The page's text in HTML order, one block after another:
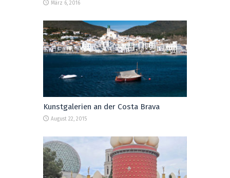
März 6, 2016
Kunstgalerien an der Costa Brava
August 22, 2015